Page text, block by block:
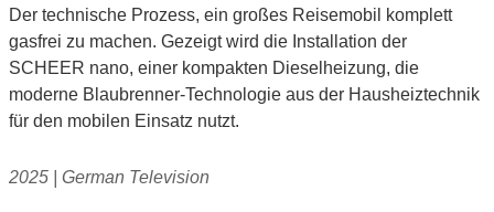
Der technische Prozess, ein großes Reisemobil komplett
gasfrei zu machen. Gezeigt wird die Installation der
SCHEER nano, einer kompakten Dieselheizung, die
moderne Blaubrenner-Technologie aus der Hausheiztechnik
für den mobilen Einsatz nutzt.
2025 | German Television